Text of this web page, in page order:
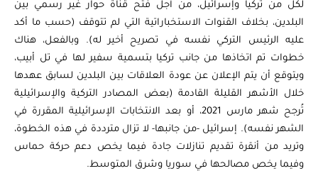
لكل من تركيا وإسرائيل، من أجل فتح قناة حوار غير رسمي بين
البلدين، بخلاف القنوات الاستخباراتية التي لم تتوقف (حسب ما أكد
عليه الرئيس التركي نفسه في تصريح أخير له). وبالفعل، هناك
خطوات تم اتخاذها من جانب تركيا بتسمية سفير لها في تل أبيب،
ويتوقع أن يتم الإعلان عن عودة العلاقات بين البلدين لسابق عهدها
خلال الأشهر القليلة القادمة (بعض المصادر التركية والإسرائيلية
تُرجح شهر مارس 2021، أو بعد الانتخابات الإسرائيلية المقررة في
الشهر نفسه). إسرائيل -من جانبها- لا تزال مترددة في هذه الخطوة،
وتريد من أنقرة تقديم تنازلات جادة فيما يخص دعم حركة حماس
وفيما يخص مصالحها في سوريا وشرق المتوسط.